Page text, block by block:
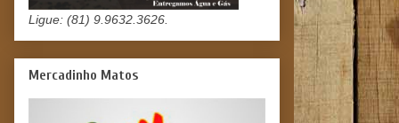
Ligue: (81) 9.9632.3626.
Mercadinho Matos